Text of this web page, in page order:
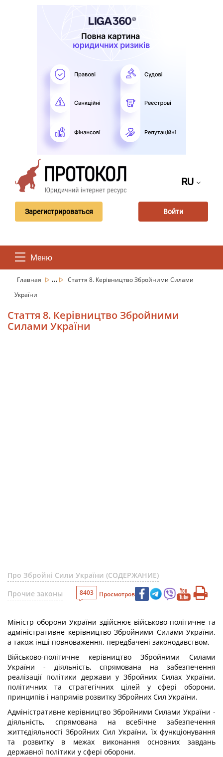
RU
Зарегистрироваться Войти
Меню
Главная ...
Стаття 8. Керівництво Збройними Силами
України
Стаття 8. Керівництво Збройними
Силами України
Про Збройні Сили України (СОДЕРЖАНИЕ)
Прочие законы
8403 Просмотров
Міністр оборони України здійснює військово-політичне та
адміністративне керівництво Збройними Силами України,
а також інші повноваження, передбачені законодавством.
Військово-політичне керівництво Збройними Силами
України - діяльність, спрямована на забезпечення
реалізації політики держави у Збройних Силах України,
політичних та стратегічних цілей у сфері оборони,
принципів і напрямів розвитку Збройних Сил України.
Адміністративне керівництво Збройними Силами України -
діяльність, спрямована на всебічне забезпечення
життєдіяльності Збройних Сил України, їх функціонування
та розвитку в межах виконання основних завдань
державної політики у сфері оборони.